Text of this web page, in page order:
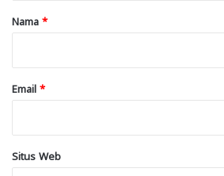
rNama *
Email *
Situs Web